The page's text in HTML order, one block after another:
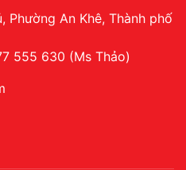
Phường An Khê, Thành phố
555 630 (Ms Thảo)